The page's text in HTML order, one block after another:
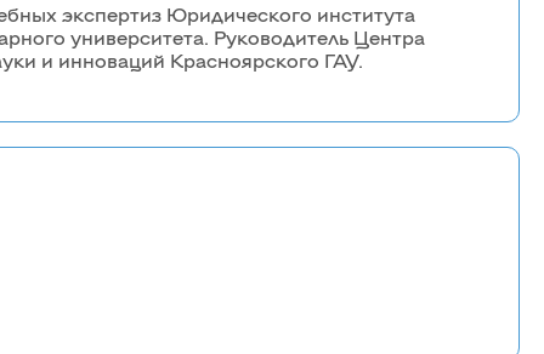
экспертиз Юридического института
университета. Руководитель Центра
и инноваций Красноярского ГАУ.